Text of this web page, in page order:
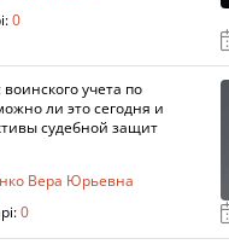
0
учета по
ли это сегодня и
судебной защит
Вера Юрьевна
0